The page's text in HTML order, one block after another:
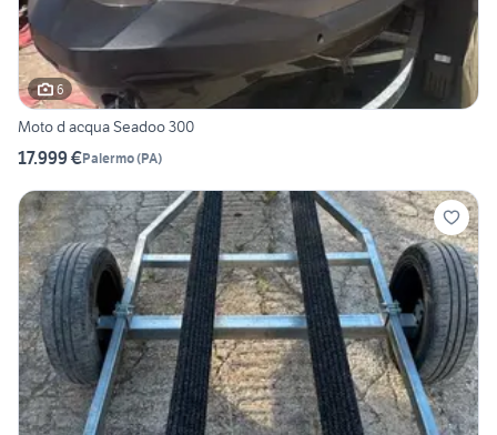
6
Moto d acqua Seadoo 300
17.999 €Palermo(PA)